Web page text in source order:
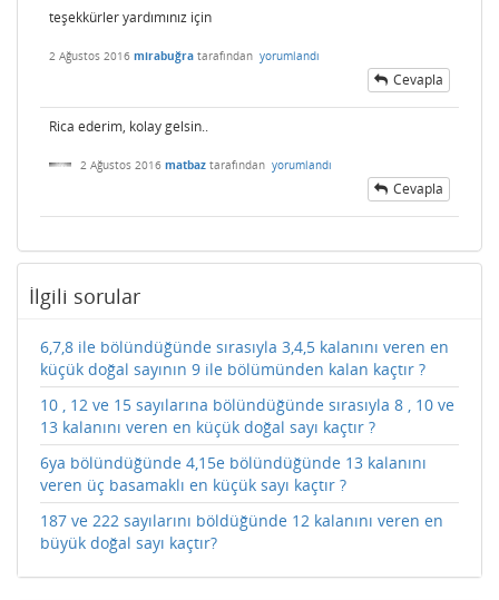
teşekkürler yardımınız için
2 Ağustos 2016 mirabuğra tarafından yorumlandı
Cevapla
Rica ederim, kolay gelsin..
2 Ağustos 2016 matbaz tarafından yorumlandı
Cevapla
İlgili sorular
6,7,8 ile bölündüğünde sırasıyla 3,4,5 kalanını veren en
küçük doğal sayının 9 ile bölümünden kalan kaçtır ?
10 , 12 ve 15 sayılarına bölündüğünde sırasıyla 8 , 10 ve
13 kalanını veren en küçük doğal sayı kaçtır ?
6ya bölündüğünde 4,15e bölündüğünde 13 kalanını
veren üç basamaklı en küçük sayı kaçtır ?
187 ve 222 sayılarını böldüğünde 12 kalanını veren en
büyük doğal sayı kaçtır?